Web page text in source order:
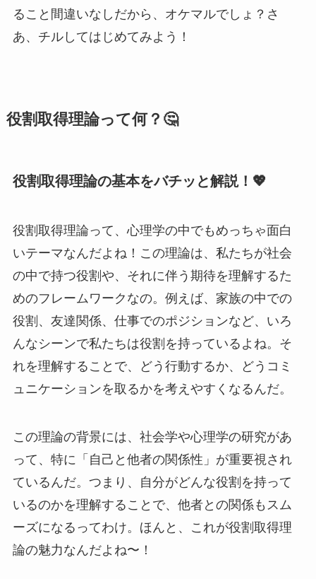
ること間違いなしだから、オケマルでしょ？さ
あ、チルしてはじめてみよう！
役割取得理論って何？🤔
役割取得理論の基本をバチッと解説！💖
役割取得理論って、心理学の中でもめっちゃ面白
いテーマなんだよね！この理論は、私たちが社会
の中で持つ役割や、それに伴う期待を理解するた
めのフレームワークなの。例えば、家族の中での
役割、友達関係、仕事でのポジションなど、いろ
んなシーンで私たちは役割を持っているよね。そ
れを理解することで、どう行動するか、どうコミ
ュニケーションを取るかを考えやすくなるんだ。
この理論の背景には、社会学や心理学の研究があ
って、特に「自己と他者の関係性」が重要視され
ているんだ。つまり、自分がどんな役割を持って
いるのかを理解することで、他者との関係もスム
ーズになるってわけ。ほんと、これが役割取得理
論の魅力なんだよね〜！